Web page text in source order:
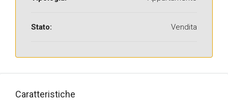
Stato: Vendita
Caratteristiche